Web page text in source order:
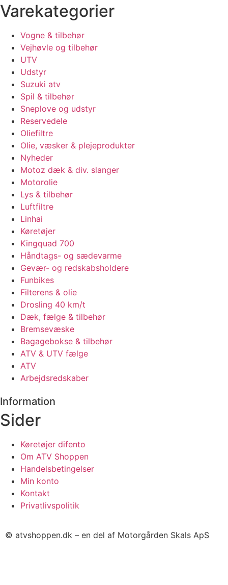
Varekategorier
Vogne & tilbehør
Vejhøvle og tilbehør
UTV
Udstyr
Suzuki atv
Spil & tilbehør
Sneplove og udstyr
Reservedele
Oliefiltre
Olie, væsker & plejeprodukter
Nyheder
Motoz dæk & div. slanger
Motorolie
Lys & tilbehør
Luftfiltre
Linhai
Køretøjer
Kingquad 700
Håndtags- og sædevarme
Gevær- og redskabsholdere
Funbikes
Filterens & olie
Drosling 40 km/t
Dæk, fælge & tilbehør
Bremsevæske
Bagagebokse & tilbehør
ATV & UTV fælge
ATV
Arbejdsredskaber
Information
Sider
Køretøjer difento
Om ATV Shoppen
Handelsbetingelser
Min konto
Kontakt
Privatlivspolitik
© atvshoppen.dk – en del af Motorgården Skals ApS